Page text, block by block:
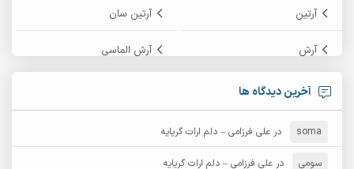
آرتین آرتین سان
آرش آرش الماسی
آرش امامی
آرش دی جی 2
آرش عثمان
آخرین دیدگاه ها
soma در علی فرزامی – دلم ارات گریایه
سومی در علی فرزامی – دلم ارات گریایه